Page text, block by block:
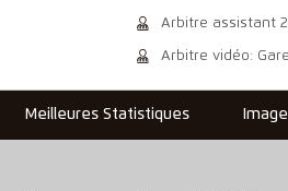
Arbitre assistant
Arbitre vidéo:
Meilleures Statistiques